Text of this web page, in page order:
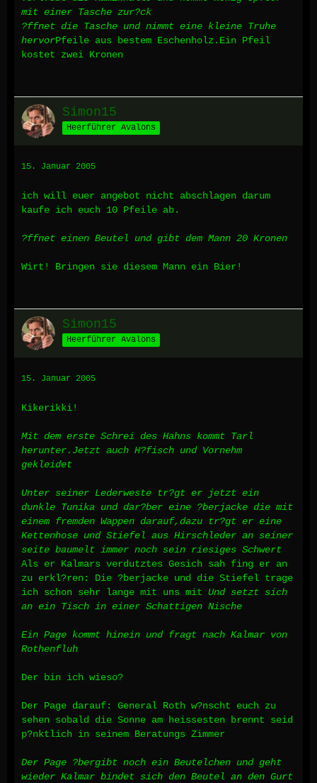
mit einer Tasche zur?ck
?ffnet die Tasche und nimmt eine kleine Truhe
hervorPfeile aus bestem Eschenholz.Ein Pfeil
kostet zwei Kronen
Simon15
Heerführer Avalons
15. Januar 2005
ich will euer angebot nicht abschlagen darum
kaufe ich euch 10 Pfeile ab.
?ffnet einen Beutel und gibt dem Mann 20 Kronen
Wirt! Bringen sie diesem Mann ein Bier!
Simon15
Heerführer Avalons
15. Januar 2005
Kikerikki!
Mit dem erste Schrei des Hahns kommt Tarl
herunter.Jetzt auch H?fisch und Vornehm
gekleidet
Unter seiner Lederweste tr?gt er jetzt ein
dunkle Tunika und dar?ber eine ?berjacke die mit
einem fremden Wappen darauf,dazu tr?gt er eine
Kettenhose und Stiefel aus Hirschleder an seiner
seite baumelt immer noch sein riesiges Schwert
Als er Kalmars verdutztes Gesich sah fing er an
zu erkl?ren: Die ?berjacke und die Stiefel trage
ich schon sehr lange mit uns mit Und setzt sich
an ein Tisch in einer Schattigen Nische
Ein Page kommt hinein und fragt nach Kalmar von
Rothenfluh
Der bin ich wieso?
Der Page darauf: General Roth w?nscht euch zu
sehen sobald die Sonne am heissesten brennt seid
p?nktlich in seinem Beratungs Zimmer
Der Page ?bergibt noch ein Beutelchen und geht
wieder Kalmar bindet sich den Beutel an den Gurt